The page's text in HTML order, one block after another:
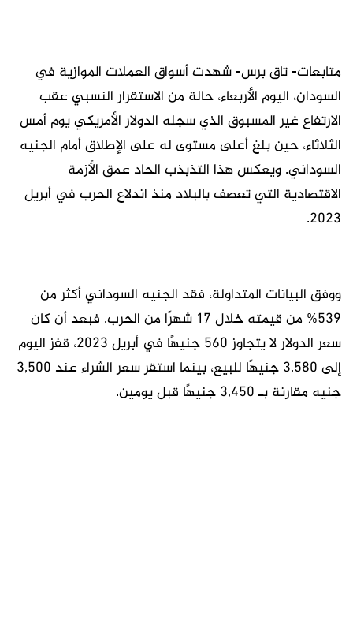
متابعات- تاق برس- شهدت أسواق العملات الموازية في
السودان، اليوم الأربعاء، حالة من الاستقرار النسبي عقب
الارتفاع غير المسبوق الذي سجله الدولار الأمريكي يوم أمس
الثلاثاء، حين بلغ أعلى مستوى له على الإطلاق أمام الجنيه
السوداني. ويعكس هذا التذبذب الحاد عمق الأزمة
الاقتصادية التي تعصف بالبلاد منذ اندلاع الحرب في أبريل
2023.
ووفق البيانات المتداولة، فقد الجنيه السوداني أكثر من
539% من قيمته خلال 17 شهرًا من الحرب. فبعد أن كان
سعر الدولار لا يتجاوز 560 جنيهًا في أبريل 2023، قفز اليوم
إلى 3,580 جنيهًا للبيع، بينما استقر سعر الشراء عند 3,500
جنيه مقارنة بـ 3,450 جنيهًا قبل يومين.